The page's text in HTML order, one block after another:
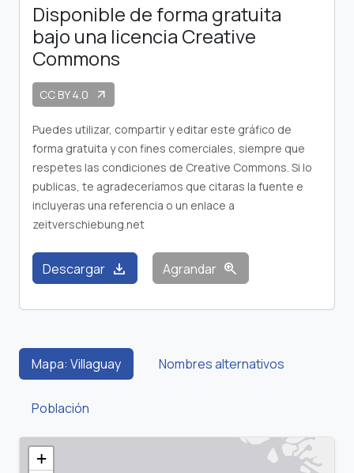
Disponible de forma gratuita
bajo una licencia Creative
Commons
CC BY 4.0 arrow_outward
Puedes utilizar, compartir y editar este gráfico de
forma gratuita y con fines comerciales, siempre que
respetes las condiciones de Creative Commons. Si lo
publicas, te agradeceríamos que citaras la fuente e
incluyeras una referencia o un enlace a
zeitverschiebung.net
Descargar download Agrandar zoom_in
Mapa: Villaguay Nombres alternativos
Población
+